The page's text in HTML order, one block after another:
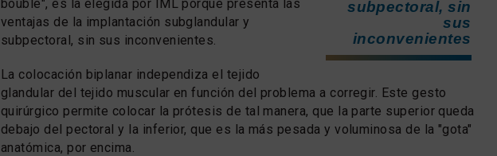
subpectoral, sin
sus
inconvenientes
bouble", es la elegida por IML porque presenta las
ventajas de la implantación subglandular y
subpectoral, sin sus inconvenientes.
La colocación biplanar independiza el tejido
glandular del tejido muscular en función del problema a corregir. Este gesto
quirúrgico permite colocar la prótesis de tal manera, que la parte superior queda
debajo del pectoral y la inferior, que es la más pesada y voluminosa de la "gota"
anatómica, por encima.